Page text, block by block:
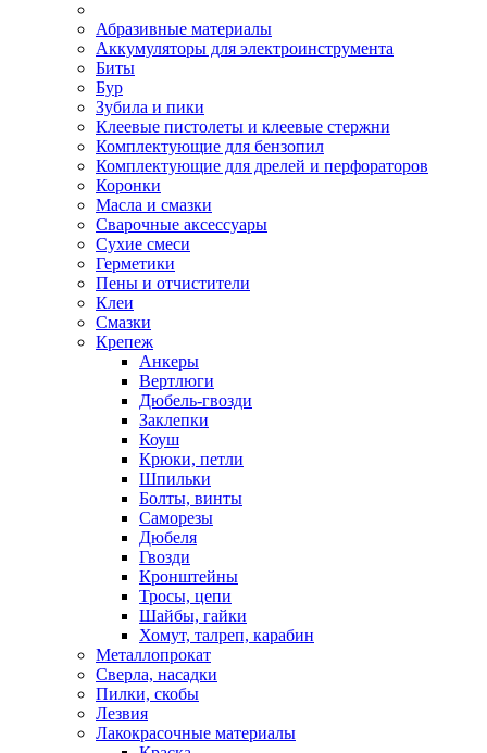
Абразивные материалы
Аккумуляторы для электроинструмента
Биты
Бур
Зубила и пики
Клеевые пистолеты и клеевые стержни
Комплектующие для бензопил
Комплектующие для дрелей и перфораторов
Коронки
Масла и смазки
Сварочные аксессуары
Сухие смеси
Герметики
Пены и отчистители
Клеи
Смазки
Крепеж
Анкеры
Вертлюги
Дюбель-гвозди
Заклепки
Коуш
Крюки, петли
Шпильки
Болты, винты
Саморезы
Дюбеля
Гвозди
Кронштейны
Тросы, цепи
Шайбы, гайки
Хомут, талреп, карабин
Металлопрокат
Сверла, насадки
Пилки, скобы
Лезвия
Лакокрасочные материалы